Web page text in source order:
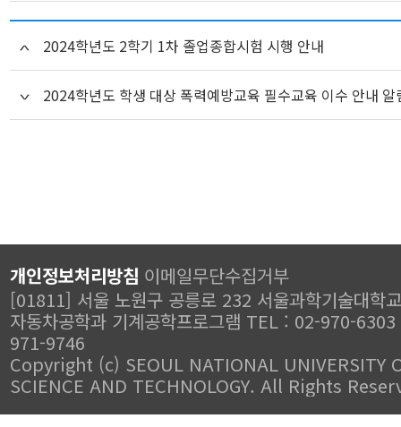
2024학년도 2학기 1차 졸업종합시험 시행 안내
2024학년도 학생 대상 폭력예방교육 필수교육 이수 안내 알
개인정보처리방침 이메일무단수집거부
[01811] 서울 노원구 공릉로 232 서울과학기술대학
자동차공학과 기계공학프로그램 TEL : 02-970-
971-9746
Copyright (c) SEOUL NATIONAL UNIVERSITY
SCIENCE AND TECHNOLOGY. All Rights